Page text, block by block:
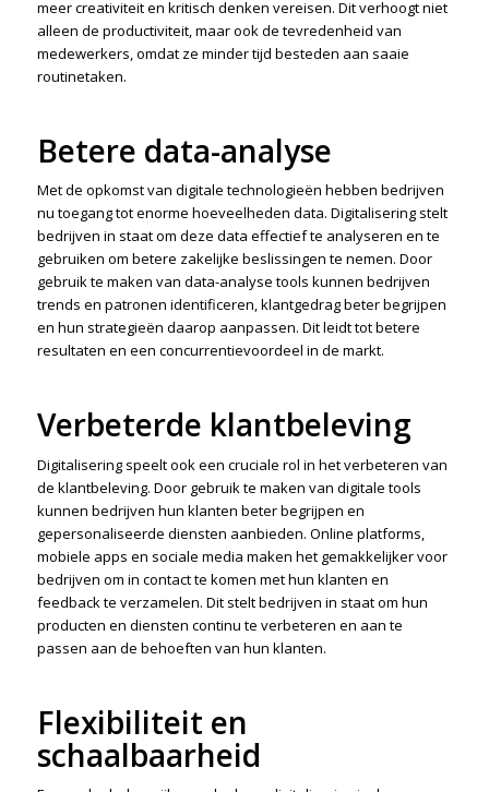
meer creativiteit en kritisch denken vereisen. Dit verhoogt niet
alleen de productiviteit, maar ook de tevredenheid van
medewerkers, omdat ze minder tijd besteden aan saaie
routinetaken.
Betere data-analyse
Met de opkomst van digitale technologieën hebben bedrijven
nu toegang tot enorme hoeveelheden data. Digitalisering stelt
bedrijven in staat om deze data effectief te analyseren en te
gebruiken om betere zakelijke beslissingen te nemen. Door
gebruik te maken van data-analyse tools kunnen bedrijven
trends en patronen identificeren, klantgedrag beter begrijpen
en hun strategieën daarop aanpassen. Dit leidt tot betere
resultaten en een concurrentievoordeel in de markt.
Verbeterde klantbeleving
Digitalisering speelt ook een cruciale rol in het verbeteren van
de klantbeleving. Door gebruik te maken van digitale tools
kunnen bedrijven hun klanten beter begrijpen en
gepersonaliseerde diensten aanbieden. Online platforms,
mobiele apps en sociale media maken het gemakkelijker voor
bedrijven om in contact te komen met hun klanten en
feedback te verzamelen. Dit stelt bedrijven in staat om hun
producten en diensten continu te verbeteren en aan te
passen aan de behoeften van hun klanten.
Flexibiliteit en
schaalbaarheid